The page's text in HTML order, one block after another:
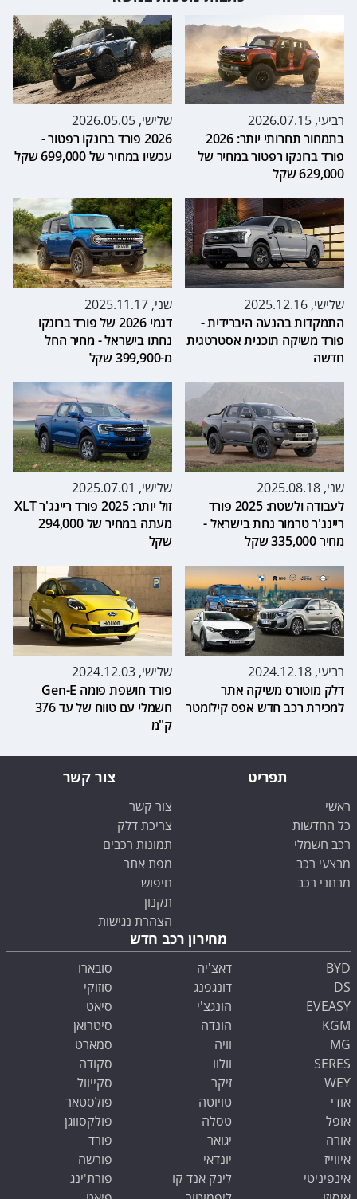
רביעי, 2026.07.15
בתמחור תחרותי יותר: 2026
פורד ברונקו רפטור במחיר של
629,000 שקל
שלישי, 2026.05.05
2026 פורד ברונקו רפטור -
עכשיו במחיר של 699,000 שקל
שלישי, 2025.12.16
התמקדות בהנעה היברידית -
פורד משיקה תוכנית אסטרטגית
חדשה
שני, 2025.11.17
דגמי 2026 של פורד ברונקו
נחתו בישראל - מחיר החל
מ-399,900 שקל
שני, 2025.08.18
לעבודה ולשטח: 2025 פורד
ריינג'ר טרמור נחת בישראל -
מחיר 335,000 שקל
שלישי, 2025.07.01
זול יותר: 2025 פורד ריינג'ר XLT
מעתה במחיר של 294,000
שקל
רביעי, 2024.12.18
דלק מוטורס משיקה אתר
למכירת רכב חדש אפס קילומטר
שלישי, 2024.12.03
פורד חושפת פומה Gen-E
חשמלי עם טווח של עד 376
ק"מ
תפריט
ראשי
כל החדשות
רכב חשמלי
מבצעי רכב
מבחני רכב
צור קשר
צור קשר
צריכת דלק
תמונות רכבים
מפת אתר
חיפוש
תקנון
הצהרת נגישות
מחירון רכב חדש
BYD
DS
EVEASY
KGM
MG
SERES
WEY
אודי
אופל
אורה
איווייז
אינפיניטי
דאצ'יה
דונגפנג
הונגצ'י
הונדה
וויה
וולוו
זיקר
טויוטה
טסלה
יגואר
יונדאי
לינק אנד קו
סובארו
סוזוקי
סיאט
סיטרואן
סמארט
סקודה
סקייוול
פולסטאר
פולקסווגן
פורד
פורשה
פורת'ינג